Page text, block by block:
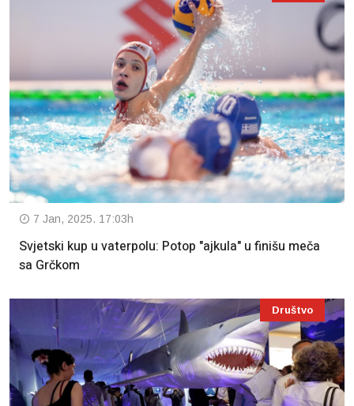
7 Jan, 2025. 17:03h
Svjetski kup u vaterpolu: Potop "ajkula" u finišu meča
sa Grčkom
Društvo